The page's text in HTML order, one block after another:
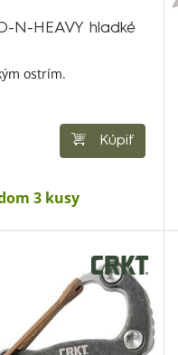
N-HEAVY hladké
ostrím.
Kúpiť
3 kusy